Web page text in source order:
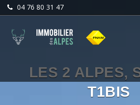
04 76 80 31 47
LES 2 ALPES,
T1BIS